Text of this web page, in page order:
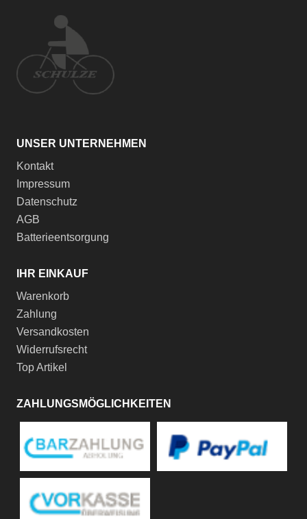
UNSER UNTERNEHMEN
Kontakt
Impressum
Datenschutz
AGB
Batterieentsorgung
IHR EINKAUF
Warenkorb
Zahlung
Versandkosten
Widerrufsrecht
Top Artikel
ZAHLUNGSMÖGLICHKEITEN